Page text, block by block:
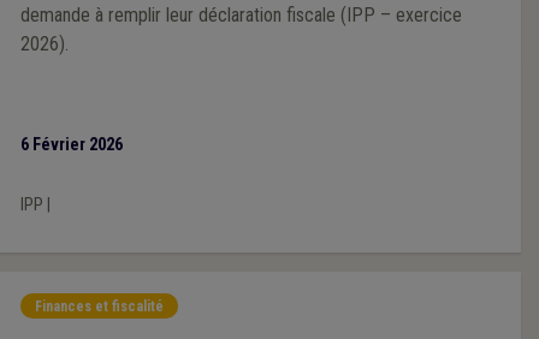
demande à remplir leur déclaration fiscale (IPP – exercice
2026).
6 Février 2026
IPP
Finances et fiscalité